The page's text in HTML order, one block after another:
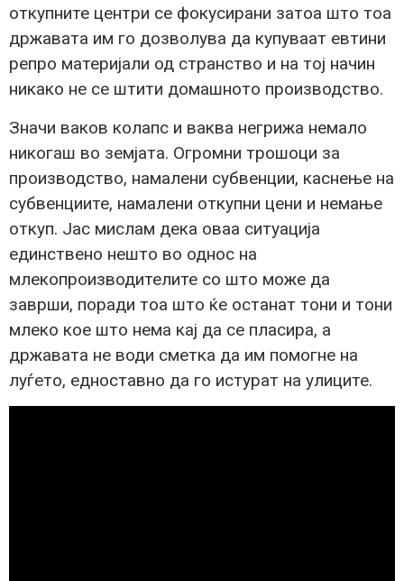
откупните центри се фокусирани затоа што тоа
државата им го дозволува да купуваат евтини
репро материјали од странство и на тој начин
никако не се штити домашното производство.
Значи ваков колапс и ваква негрижа немало
никогаш во земјата. Огромни трошоци за
производство, намалени субвенции, каснење на
субвенциите, намалени откупни цени и немање
откуп. Јас мислам дека оваа ситуација
единствено нешто во однос на
млекопроизводителите со што може да
заврши, поради тоа што ќе останат тони и тони
млеко кое што нема кај да се пласира, а
државата не води сметка да им помогне на
луѓето, едноставно да го истурат на улиците.